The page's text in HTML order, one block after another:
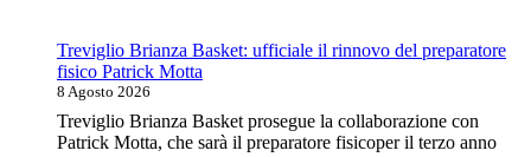
piazzale
Ceccarini
torna
la
Treviglio Brianza Basket: ufficiale il rinnovo del preparatore
fisico Patrick Motta
8 Agosto 2026
Treviglio Brianza Basket prosegue la collaborazione con
Patrick Motta, che sarà il preparatore fisicoper il terzo anno